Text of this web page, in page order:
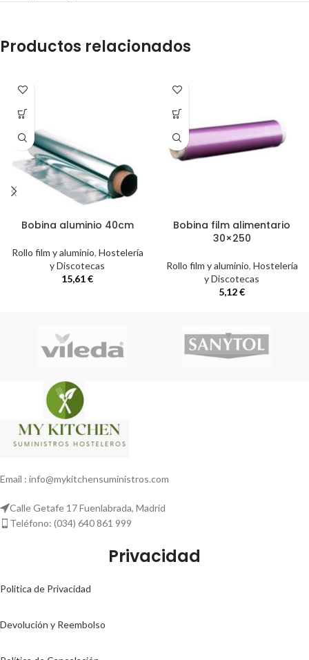
Productos relacionados
Bobina aluminio 40cm
Rollo film y aluminio, Hostelería
y Discotecas
15,61€
Bobina film alimentario
30×250
Rollo film y aluminio, Hostelería
y Discotecas
5,12€
Email : info@mykitchensuministros.com
Calle Getafe 17 Fuenlabrada, Madrid
Teléfono: (034) 640 861 999
Privacidad
Politica de Privacidad
Devolución y Reembolso